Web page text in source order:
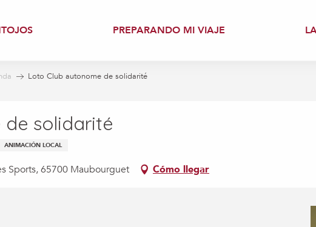
PREPARANDO MI VIAJE
Loto Club autonome de solidarité
de solidarité
ANIMACIÓN LOCAL
Sports, 65700 Maubourguet Cómo llegar